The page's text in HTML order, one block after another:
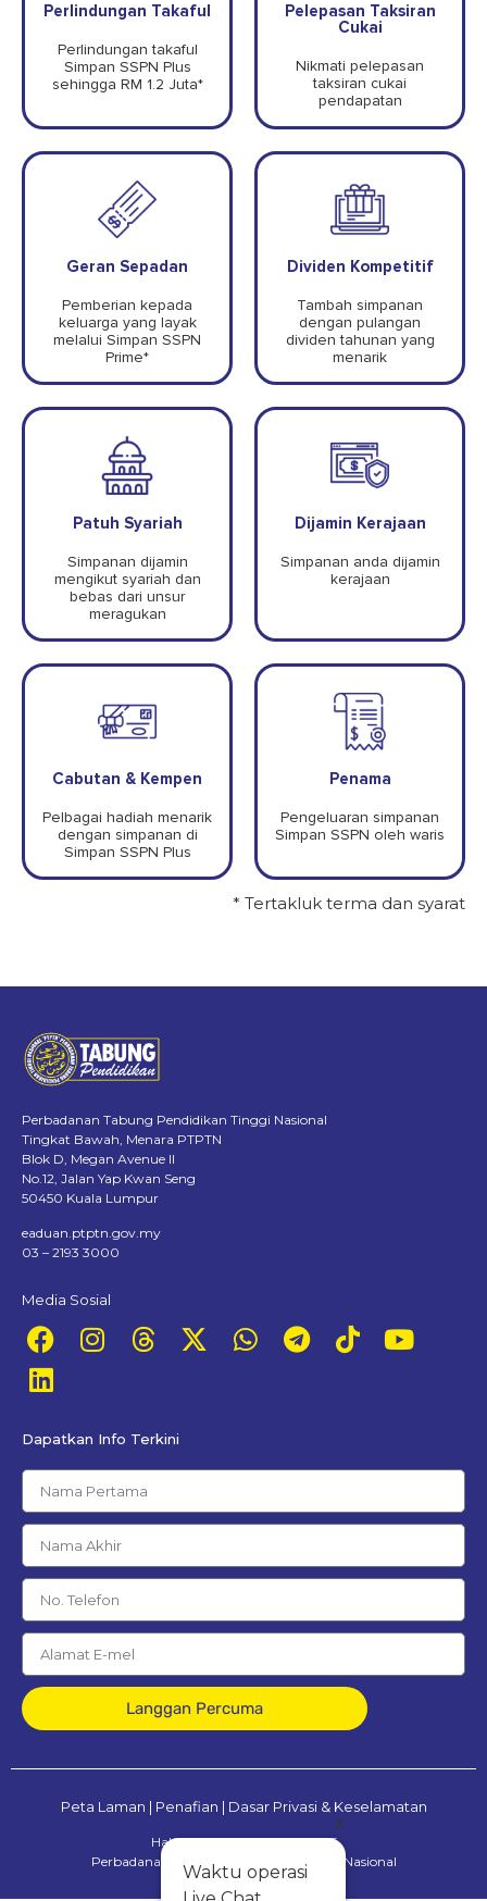
x
Waktu operasi
Perlindungan Takaful
Perlindungan takaful
Simpan SSPN Plus
sehingga RM 1.2 Juta*
Pelepasan Taksiran
Cukai
Nikmati pelepasan
taksiran cukai
pendapatan
Geran Sepadan
Pemberian kepada
keluarga yang layak
melalui Simpan SSPN
Prime*
Dividen Kompetitif
Tambah simpanan
dengan pulangan
dividen tahunan yang
menarik
Patuh Syariah
Simpanan dijamin
mengikut syariah dan
bebas dari unsur
meragukan
Dijamin Kerajaan
Simpanan anda dijamin
kerajaan
Cabutan & Kempen
Pelbagai hadiah menarik
dengan simpanan di
Simpan SSPN Plus
Penama
Pengeluaran simpanan
Simpan SSPN oleh waris
* Tertakluk terma dan syarat
Perbadanan Tabung Pendidikan Tinggi Nasional
Tingkat Bawah, Menara PTPTN
Blok D, Megan Avenue II
No.12, Jalan Yap Kwan Seng
50450 Kuala Lumpur
eaduan.ptptn.gov.my
03 – 2193 3000
Media Sosial
Dapatkan Info Terkini
Langgan Percuma
Peta Laman | Penafian | Dasar Privasi & Keselamatan
Hak Cipta Terpelihara © 2025
Perbadanan Tabung Pendidikan Tinggi Nasional